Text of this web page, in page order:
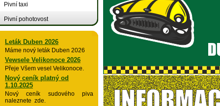
Pivní taxi
Pivní pohotovost
Leták Duben 2026
Máme nový leták Duben 2026
Vewsele Velikonoce 2026
Přeje Všem vesel Velikonoce.
Nový ceník platný od
1.10.2025
Nový ceník sudového piva
naleznete zde.